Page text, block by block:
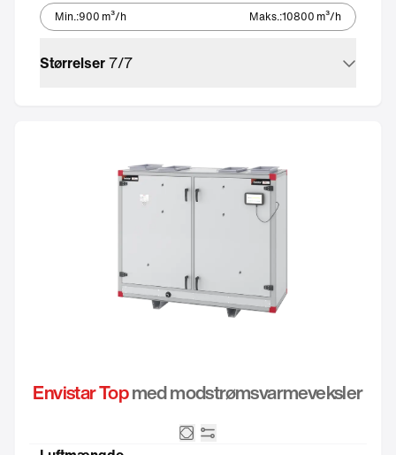
Min.:900 m³/h Maks.:10800 m³/h
Størrelser7/7
Envistar Topmed modstrømsvarmeveksler